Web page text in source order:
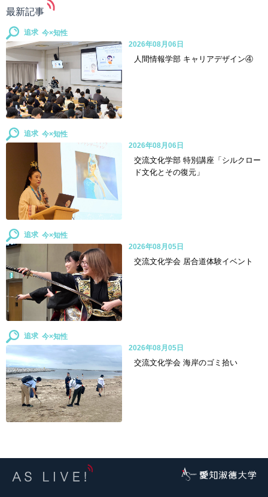
最新記事
追求
人間情報学部 キャリアデザイン④
2026年08月06日
追求
交流文化学部 特別講座「シルクロー
ド文化とその復元」
2026年08月06日
追求
交流文化学会 居合道体験イベント
2026年08月05日
追求
交流文化学会 海岸のゴミ拾い
2026年08月05日